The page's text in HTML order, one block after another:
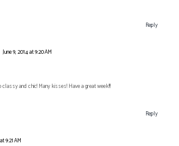
Reply
June 9, 2014 at 9:20 AM
and chic! Many kisses! Have a great week!!!
Reply
9:21 AM